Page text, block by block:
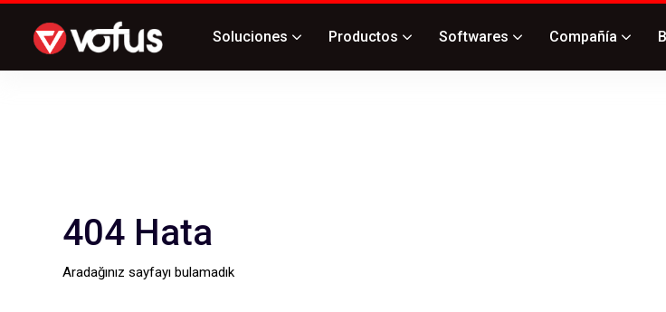
Soluciones Productos Softwares Compañía
404 Hata
Aradağınız sayfayı bulamadık